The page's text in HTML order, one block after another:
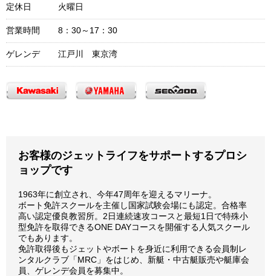
定休日 火曜日
営業時間 8：30～17：30
ゲレンデ 江戸川 東京湾
お客様のジェットライフをサポートするプロシ
ョップです
1963年に創立され、今年47周年を迎えるマリーナ。
ボート免許スクールを主催し国家試験会場にも認定。合格率
高い認定優良教習所。2日連続速攻コースと最短1日で特殊小
型免許を取得できるONE DAYコースを開催する人気スクール
でもあります。
免許取得後もジェットやボートを身近に利用できる会員制レ
ンタルクラブ「MRC」をはじめ、新艇・中古艇販売や艇庫会
員、ゲレンデ会員を募集中。